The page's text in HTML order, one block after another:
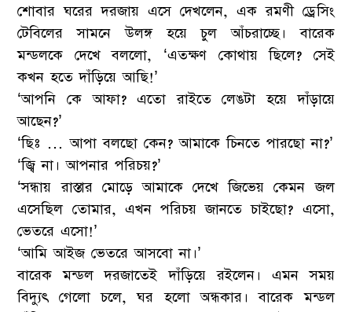
শোবার ঘরের দরজায় এসে দেখলেন, এক রমণী ড্রেসিং
টেবিলের সামনে উলঙ্গ হয়ে চুল আঁচরাচ্ছে। বারেক
মন্ডলকে দেখে বললো, ‘এতক্ষণ কোথায় ছিলে? সেই
কখন হতে দাঁড়িয়ে আছি!’
‘আপনি কে আফা? এতো রাইতে লেঙটা হয়ে দাঁড়ায়ে
আছেন?’
‘ছিঃ … আপা বলছো কেন? আমাকে চিনতে পারছো না?’
‘জ্বি না। আপনার পরিচয়?’
‘সন্ধায় রাস্তার মোড়ে আমাকে দেখে জিভেয় কেমন জল
এসেছিল তোমার, এখন পরিচয় জানতে চাইছো? এসো,
ভেতরে এসো!’
‘আমি আইজ ভেতরে আসবো না।’
বারেক মন্ডল দরজাতেই দাঁড়িয়ে রইলেন। এমন সময়
বিদ্যুৎ গেলো চলে, ঘর হলো অন্ধকার। বারেক মন্ডল